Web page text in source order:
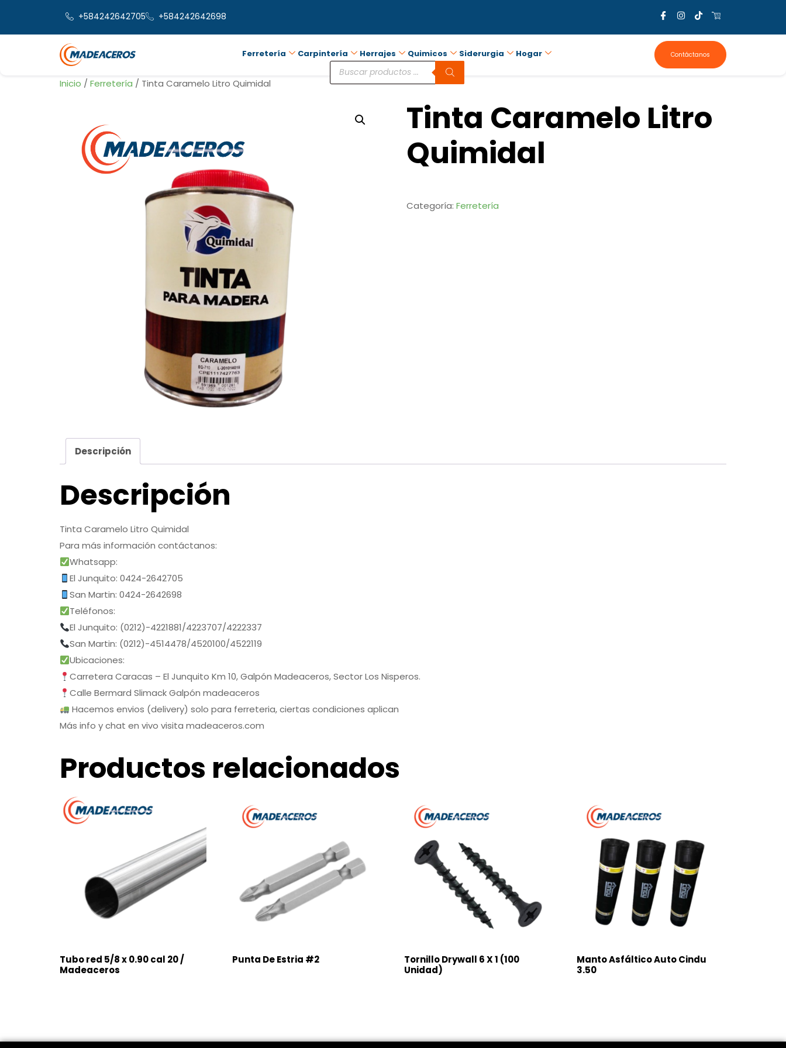
+584242642705 +584242642698
Ferretería Carpintería Herrajes Quimicos Siderurgia Hogar Contáctanos
Inicio / Ferretería / Tinta Caramelo Litro Quimidal
Tinta Caramelo Litro
Quimidal
Categoría: Ferretería
Descripción
Descripción
Tinta Caramelo Litro Quimidal
Para más información contáctanos:
Whatsapp:
El Junquito: 0424-2642705
San Martin: 0424-2642698
Teléfonos:
El Junquito: (0212)-4221881/4223707/4222337
San Martin: (0212)-4514478/4520100/4522119
Ubicaciones:
Carretera Caracas – El Junquito Km 10, Galpón Madeaceros, Sector Los Nisperos.
Calle Bermard Slimack Galpón madeaceros
Hacemos envios (delivery) solo para ferreteria, ciertas condiciones aplican
Más info y chat en vivo visita madeaceros.com
Productos relacionados
Tubo red 5/8 x 0.90 cal 20 /
Madeaceros
Punta De Estria #2
Tornillo Drywall 6 X 1 (100
Unidad)
Manto Asfáltico Auto Cindu
3.50